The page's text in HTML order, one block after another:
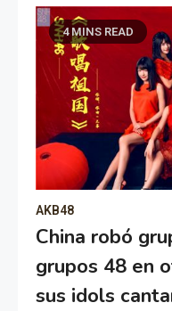
4 MINS READ
AKB48
China robó
grupos 48 en
sus idols